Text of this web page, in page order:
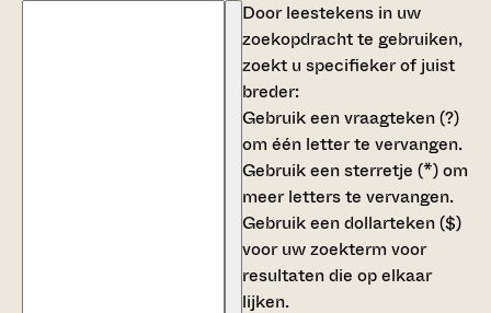
Door leestekens in uw
zoekopdracht te gebruiken,
zoekt u specifieker of juist
breder:
Gebruik eenvraagteken (?)
om één letter te vervangen.
Gebruik eensterretje (*)om
meer letters te vervangen.
Gebruik eendollarteken ($)
voor uw zoekterm voor
resultaten die op elkaar
lijken.